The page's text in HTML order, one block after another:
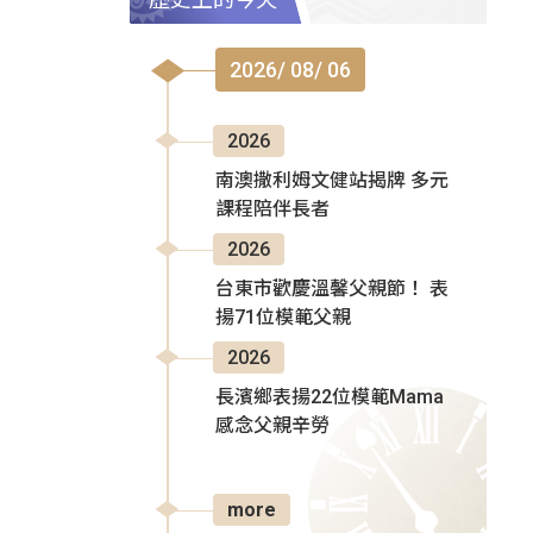
2026/ 08/ 06
2026
南澳撒利姆文健站揭牌 多元
課程陪伴長者
2026
台東市歡慶溫馨父親節！ 表
揚71位模範父親
2026
長濱鄉表揚22位模範Mama
感念父親辛勞
more